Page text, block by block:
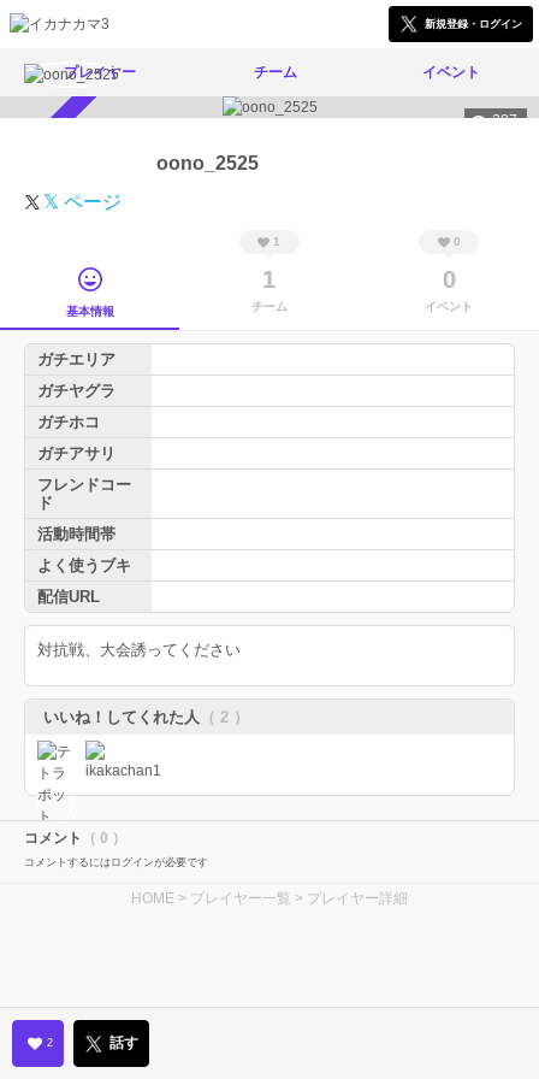
新規登録・ログイン
プレイヤー チーム イベント
387
oono_2525
𝕏 ページ
基本情報
1
1
チーム
0
0
イベント
ガチエリア
ガチヤグラ
ガチホコ
ガチアサリ
フレンドコー
ド
活動時間帯
よく使うブキ
配信URL
対抗戦、大会誘ってください
いいね！してくれた人 （ 2 ）
コメント （ 0 ）
コメントするにはログインが必要です
HOME > プレイヤー一覧 > プレイヤー詳細
2 話す